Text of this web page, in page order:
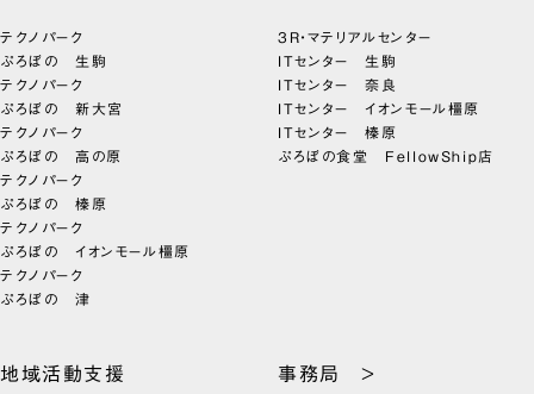
テクノパーク
ぷろぼの 生駒
テクノパーク
ぷろぼの 新大宮
テクノパーク
ぷろぼの 高の原
テクノパーク
ぷろぼの 榛原
テクノパーク
ぷろぼの イオンモール橿原
テクノパーク
ぷろぼの 津
3R・マテリアルセンター
ITセンター 生駒
ITセンター 奈良
ITセンター イオンモール橿原
ITセンター 榛原
ぷろぼの食堂 FellowShip店
地域活動支援
事務局 >